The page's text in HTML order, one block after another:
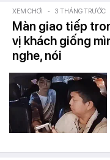
XEM CHƠI - 3 THÁNG TRƯỚC
Màn giao tiếp
vị khách giống
nghe, nói